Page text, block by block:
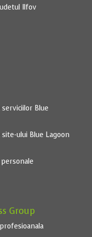
Ilfov
Blue
ului Blue Lagoon
Group